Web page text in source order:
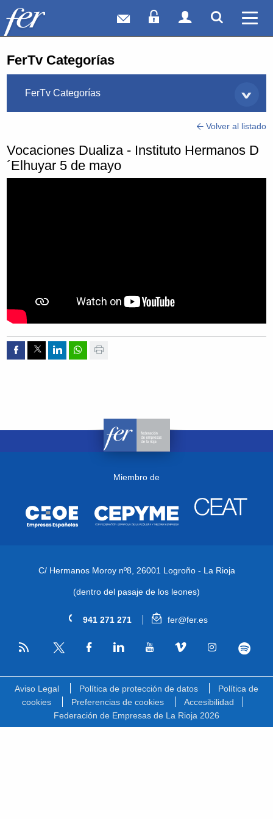
Correo webAcceso Socios
Acceso
FerTv Categorías
FerTv Categorías
Volver al listado
Vocaciones Dualiza - Instituto Hermanos D
´Elhuyar 5 de mayo
Compartir por Facebook
Compartir por Twitter
Compartir por Linkedin
Compartir por whatsapp
Imprimir
Miembro de
C/ Hermanos Moroy nº8, 26001 Logroño - La Rioja
(dentro del pasaje de los leones)
941 271 271 fer@fer.es
RSS
Aviso Legal Política de protección de datos
Política de
cookies
Preferencias de cookies
Accesibilidad
Federación de Empresas de La Rioja 2026